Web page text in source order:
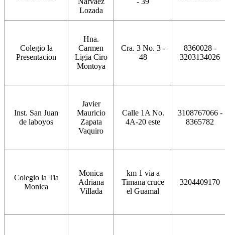
Lozada
Colegio la
Presentacion
Hna.
Carmen
Ligia Ciro
Montoya
Cra. 3 No. 3 -
48
8360028 -
3203134026
Inst. San Juan
de laboyos
Javier
Mauricio
Zapata
Vaquiro
Calle 1A No.
4A-20 este
3108767066 -
8365782
Colegio la Tia
Monica
Monica
Adriana
Villada
km 1 via a
Timana cruce
el Guamal
3204409170